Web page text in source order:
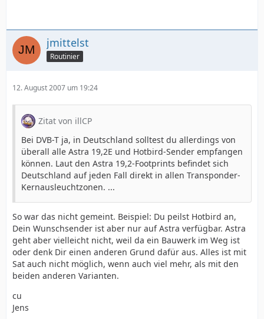
jmittelst
Routinier
12. August 2007 um 19:24
Zitat von illCP
Bei DVB-T ja, in Deutschland solltest du allerdings von
überall alle Astra 19,2E und Hotbird-Sender empfangen
können. Laut den Astra 19,2-Footprints befindet sich
Deutschland auf jeden Fall direkt in allen Transponder-
Kernausleuchtzonen. ...
So war das nicht gemeint. Beispiel: Du peilst Hotbird an,
Dein Wunschsender ist aber nur auf Astra verfügbar. Astra
geht aber vielleicht nicht, weil da ein Bauwerk im Weg ist
oder denk Dir einen anderen Grund dafür aus. Alles ist mit
Sat auch nicht möglich, wenn auch viel mehr, als mit den
beiden anderen Varianten.
cu
Jens